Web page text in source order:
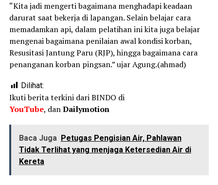
“Kita jadi mengerti bagaimana menghadapi keadaan
darurat saat bekerja di lapangan. Selain belajar cara
memadamkan api, dalam pelatihan ini kita juga belajar
mengenai bagaimana penilaian awal kondisi korban,
Resusitasi Jantung Paru (RJP), hingga bagaimana cara
penanganan korban pingsan.” ujar Agung.(ahmad)
Dilihat:
Ikuti berita terkini dari BINDO di
YouTube, danDailymotion
Baca Juga Petugas Pengisian Air, Pahlawan
Tidak Terlihat yang menjaga Ketersedian Air di
Kereta